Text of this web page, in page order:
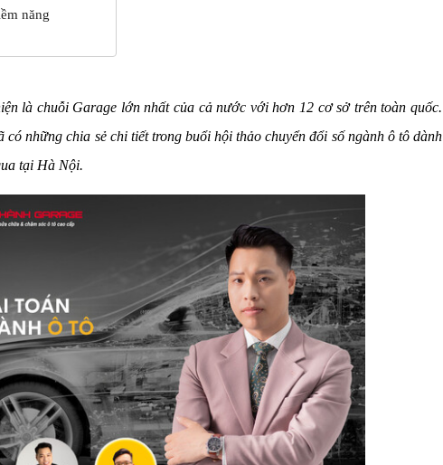
năng
là chuỗi Garage lớn nhất của cả nước với hơn 12 cơ sở trên toàn quốc.
có những chia sẻ chi tiết trong buổi hội thảo chuyển đổi số ngành ô tô dành
tại Hà Nội.